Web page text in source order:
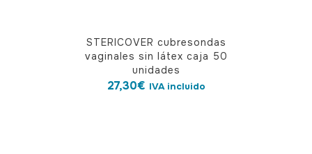
STERICOVER cubresondas
vaginales sin látex caja 50
unidades
27,30€ IVA incluido